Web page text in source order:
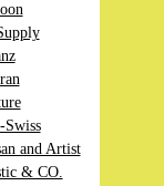
Swiss
and Artist
& CO.